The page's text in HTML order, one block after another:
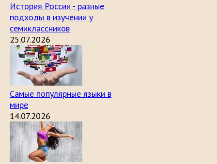
История России - разные
подходы в изучении у
семиклассников
25.07.2026
Самые популярные языки в
мире
14.07.2026